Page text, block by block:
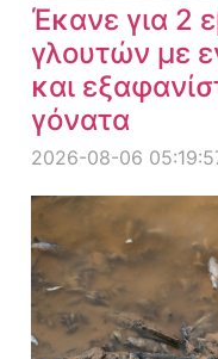
Έκανε για 2
γλουτών με
και
γόνατα
2026-08-06